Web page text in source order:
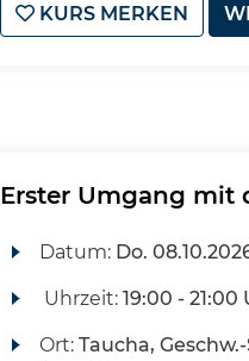
KURS MERKEN
Erster Umgang mit
Datum: Do.
Uhrzeit: 19:00 - 21:00
Ort: Taucha,